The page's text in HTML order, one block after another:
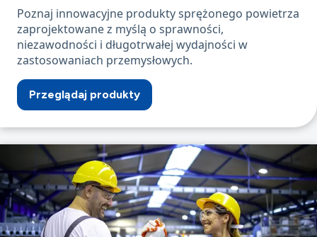
Poznaj innowacyjne produkty sprężonego powietrza
zaprojektowane z myślą o sprawności,
niezawodności i długotrwałej wydajności w
zastosowaniach przemysłowych.
Przeglądaj produkty